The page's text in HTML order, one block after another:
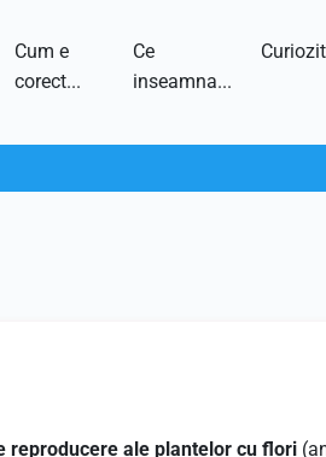
Cum e
corect...
Ce
inseamna...
reproducere ale plantelor cu flori